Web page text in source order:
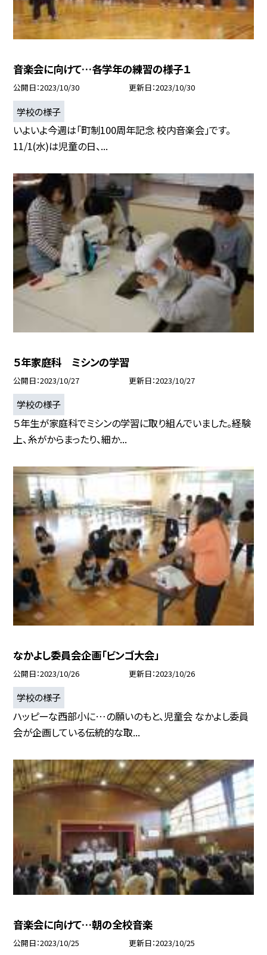
音楽会に向けて…各学年の練習の様子１
公開日 2023/10/30 更新日 2023/10/30
学校の様子
いよいよ今週は「町制100周年記念 校内音楽会」です。
11/1(水)は児童の日、...
５年家庭科 ミシンの学習
公開日 2023/10/27 更新日 2023/10/27
学校の様子
５年生が家庭科でミシンの学習に取り組んでいました。経験
上、糸がからまったり、細か...
なかよし委員会企画「ビンゴ大会」
公開日 2023/10/26 更新日 2023/10/26
学校の様子
ハッピーな西部小に…の願いのもと、児童会 なかよし委員
会が企画している伝統的な取...
音楽会に向けて…朝の全校音楽
公開日 2023/10/25 更新日 2023/10/25